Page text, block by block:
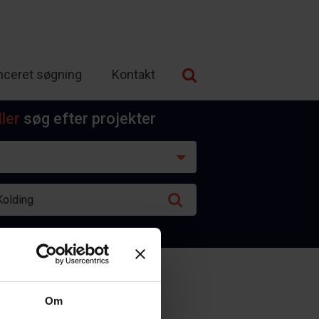
Om
søgning Kontakt
søg efter projekter